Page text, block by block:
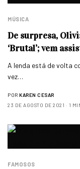
MÚSICA
De surpresa,
‘Brutal’; vem
A lenda está de volta
vez…
POR KAREN CESAR
23 DE AGOSTO DE 2021
1
FAMOSOS